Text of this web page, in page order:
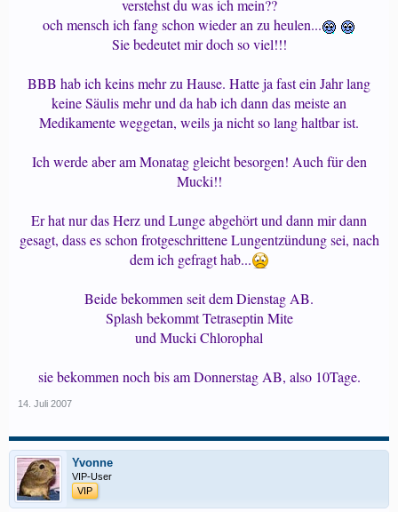
verstehst du was ich mein??
och mensch ich fang schon wieder an zu heulen...
Sie bedeutet mir doch so viel!!!
BBB hab ich keins mehr zu Hause. Hatte ja fast ein Jahr lang
keine Säulis mehr und da hab ich dann das meiste an
Medikamente weggetan, weils ja nicht so lang haltbar ist.
Ich werde aber am Monatag gleicht besorgen! Auch für den
Mucki!!
Er hat nur das Herz und Lunge abgehört und dann mir dann
gesagt, dass es schon frotgeschrittene Lungentzündung sei, nach
dem ich gefragt hab...
Beide bekommen seit dem Dienstag AB.
Splash bekommt Tetraseptin Mite
und Mucki Chlorophal
sie bekommen noch bis am Donnerstag AB, also 10Tage.
14. Juli 2007
Yvonne
VIP-User
VIP